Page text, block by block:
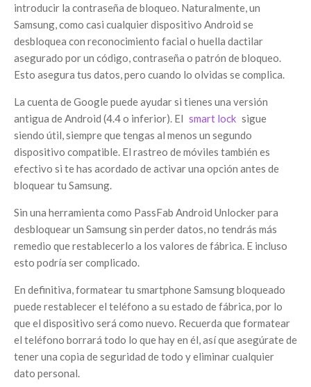
introducir la contraseña de bloqueo. Naturalmente, un
Samsung, como casi cualquier dispositivo Android se
desbloquea con reconocimiento facial o huella dactilar
asegurado por un código, contraseña o patrón de bloqueo.
Esto asegura tus datos, pero cuando lo olvidas se complica.
La cuenta de Google puede ayudar si tienes una versión
antigua de Android (4.4 o inferior). El smart lock sigue
siendo útil, siempre que tengas al menos un segundo
dispositivo compatible. El rastreo de móviles también es
efectivo si te has acordado de activar una opción antes de
bloquear tu Samsung.
Sin una herramienta como PassFab Android Unlocker para
desbloquear un Samsung sin perder datos, no tendrás más
remedio que restablecerlo a los valores de fábrica. E incluso
esto podría ser complicado.
En definitiva, formatear tu smartphone Samsung bloqueado
puede restablecer el teléfono a su estado de fábrica, por lo
que el dispositivo será como nuevo. Recuerda que formatear
el teléfono borrará todo lo que hay en él, así que asegúrate de
tener una copia de seguridad de todo y eliminar cualquier
dato personal.